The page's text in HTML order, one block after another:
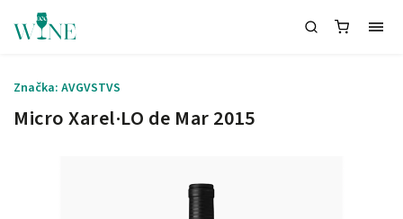
Micro Xarel·LO de Mar 2015
Značka: AVGVSTVS